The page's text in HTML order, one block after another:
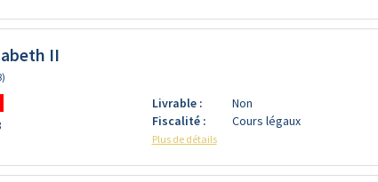
II
Livrable :
Non
Fiscalité :
Cours légaux
Plus de détails